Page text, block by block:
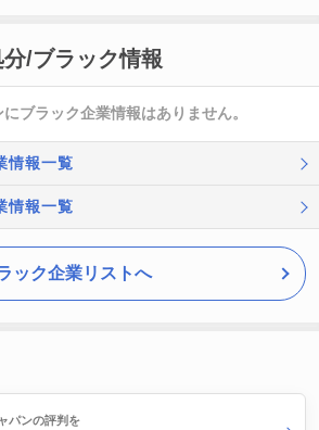
/ブラック情報
ブラック企業情報はありません。
情報一覧
情報一覧
ック企業リストへ
パンの評判を